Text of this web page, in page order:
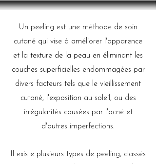
Un peeling est une méthode de soin
cutané qui vise à améliorer l'apparence
et la texture de la peau en éliminant les
couches superficielles endommagées par
divers facteurs tels que le vieillissement
cutané, l'exposition au soleil, ou des
irrégularités causées par l'acné et
d'autres imperfections.
Il existe plusieurs types de peeling, classés